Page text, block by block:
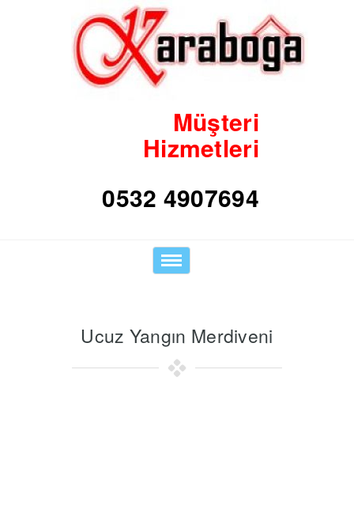
Müşteri
Hizmetleri
0532 4907694
Toggle
navigation
Ucuz Yangın Merdiveni